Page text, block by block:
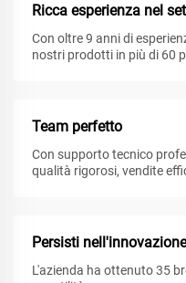
Ricca esperienza nel
Con oltre 9 anni di
nostri prodotti in più di 60
Team perfetto
Con supporto tecnico
qualità rigorosi, vendite
Persisti nell'innovazione
L'azienda ha ottenuto 35